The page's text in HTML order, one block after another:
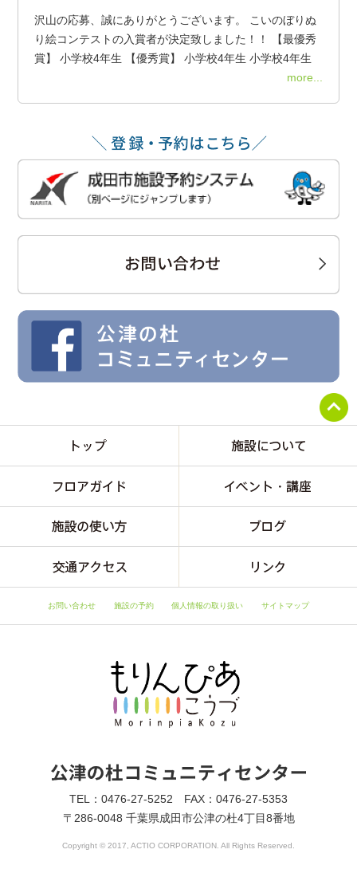
沢山の応募、誠にありがとうございます。 こいのぼりぬ
り絵コンテストの入賞者が決定致しました！！ 【最優秀
賞】 小学校4年生 【優秀賞】 小学校4年生 小学校4年生
more...
お問い合わせ 施設の予約 個人情報の取り扱い サイトマップ
TEL：0476-27-5252 FAX：0476-27-5353
〒286-0048 千葉県成田市公津の杜4丁目8番地
Copyright © 2017, ACTIO CORPORATION. All Rights Reserved.